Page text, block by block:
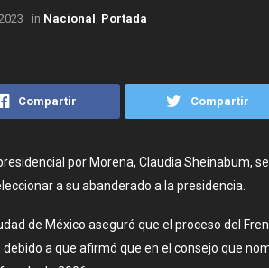
in Nacional Portada
Compartir Compartir
por Morena, Claudia Sheinabum,
a su abanderado a la presidencia.
de México aseguró que el proceso del
debido a que afirmó que en el consejo que